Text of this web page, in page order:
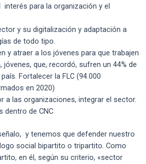
para la organización y el
y su digitalización y adaptación a
de todo tipo.
y atraer a los jóvenes para que trabajen
que, recordó, sufren un 44% de
Fortalecer la FLC (94.000
en 2020)
a las organizaciones, integrar el sector.
dentro de CNC
y tenemos que defender nuestro
social bipartito o tripartito. Como
en él, según su criterio, «sector